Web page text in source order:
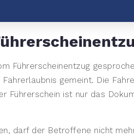
Führerscheinentzug
gemeint. Die
Führerschein ist nur das
darf der Betroffene nicht